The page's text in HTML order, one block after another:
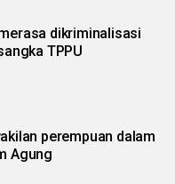
dikriminalisasi
TPPU
perempuan dalam
Agung